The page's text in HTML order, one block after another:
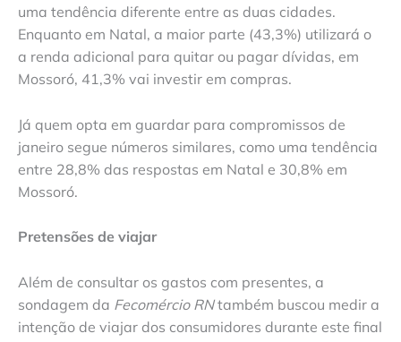
uma tendência diferente entre as duas cidades.
Enquanto em Natal, a maior parte (43,3%) utilizará o
a renda adicional para quitar ou pagar dívidas, em
Mossoró, 41,3% vai investir em compras.
Já quem opta em guardar para compromissos de
janeiro segue números similares, como uma tendência
entre 28,8% das respostas em Natal e 30,8% em
Mossoró.
Pretensões de viajar
Além de consultar os gastos com presentes, a
sondagem da Fecomércio RNtambém buscou medir a
intenção de viajar dos consumidores durante este final